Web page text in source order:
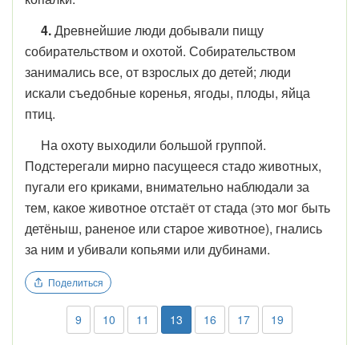
4.Древнейшие люди добывали пищу
собирательством и охотой. Собирательством
занимались все, от взрослых до детей; люди
искали съедобные коренья, ягоды, плоды, яйца
птиц.
На охоту выходили большой группой.
Подстерегали мирно пасущееся стадо животных,
пугали его криками, внимательно наблюдали за
тем, какое животное отстаёт от стада (это мог быть
детёныш, раненое или старое животное), гнались
за ним и убивали копьями или дубинами.
Поделиться
9 10 11 13 16 17 19